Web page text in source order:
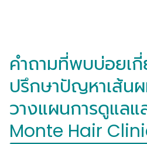
คำถามที่พบบ่อยเ
ปรึกษาปัญหาเส้น
วางแผนการดูแล
Monte Hair